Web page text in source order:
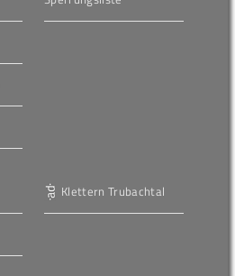
Klettern Trubachtal